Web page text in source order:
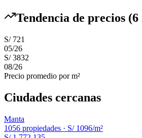
Tendencia de precios (6
S/ 721
05/26
S/ 3832
08/26
Precio promedio por m²
Ciudades cercanas
Manta
1056 propiedades · S/ 1096/m²